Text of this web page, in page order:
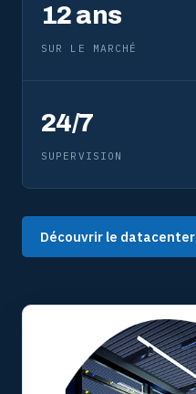
12 ans
SUR LE MARCHÉ
24/7
SUPERVISION
Découvrir le datacenter